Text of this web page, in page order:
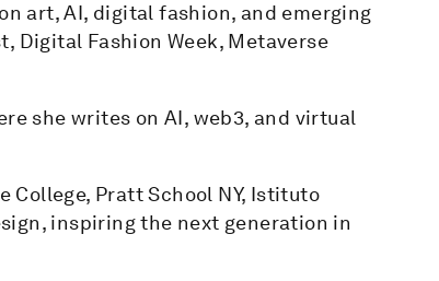
art, AI, digital fashion, and emerging
Digital Fashion Week, Metaverse
she writes on AI, web3, and virtual
Pratt School NY, Istituto
inspiring the next generation in